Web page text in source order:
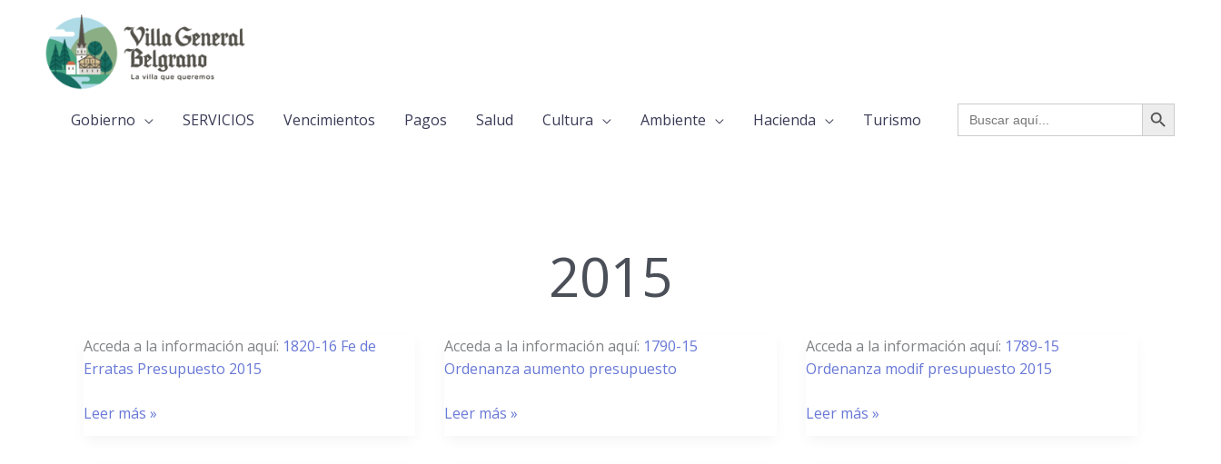
contenido
Gobierno SERVICIOS Vencimientos Pagos Salud Cultura Ambiente Hacienda Turismo Buscar: BOTÓN DE BÚSQUEDA
2015
Acceda a la información aquí: 1820-16 Fe de
Erratas Presupuesto 2015
1820/16
–
de
Leer más »
Acceda a la información aquí: 1790-15
Ordenanza aumento presupuesto
1790/15
–
de
Leer más »
Acceda a la información aquí: 1789-15
Ordenanza modif presupuesto 2015
1789/15
–
Presupuesto
Leer más »